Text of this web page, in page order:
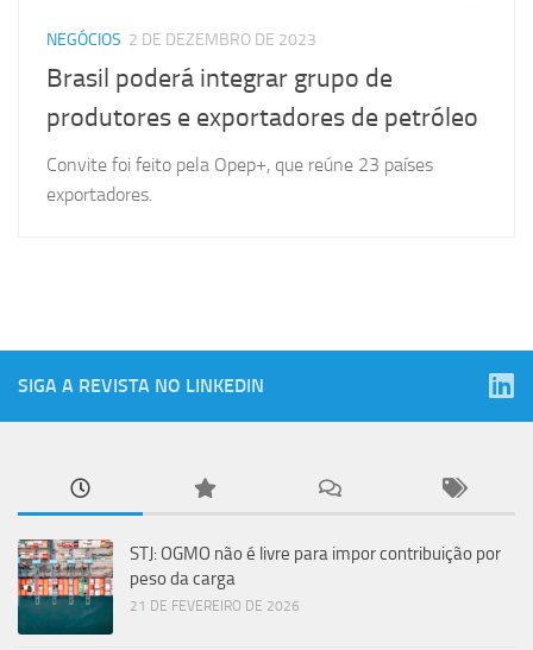
NEGÓCIOS 2 DE DEZEMBRO DE 2023
Brasil poderá integrar grupo de
produtores e exportadores de petróleo
Convite foi feito pela Opep+, que reúne 23 países
exportadores.
SIGA A REVISTA NO LINKEDIN
STJ: OGMO não é livre para impor contribuição por
peso da carga
21 DE FEVEREIRO DE 2026